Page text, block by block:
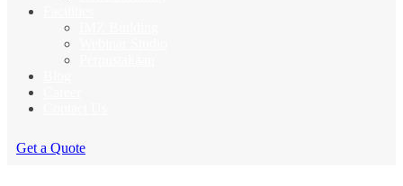
Get a Quote